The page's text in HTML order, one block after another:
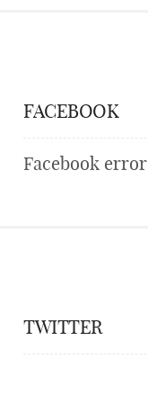
FACEBOOK
Facebook error
TWITTER